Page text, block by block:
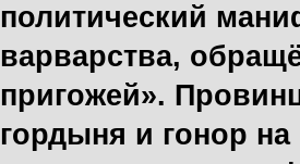
политический
варварства,
пригожей».
гордыня и гонор